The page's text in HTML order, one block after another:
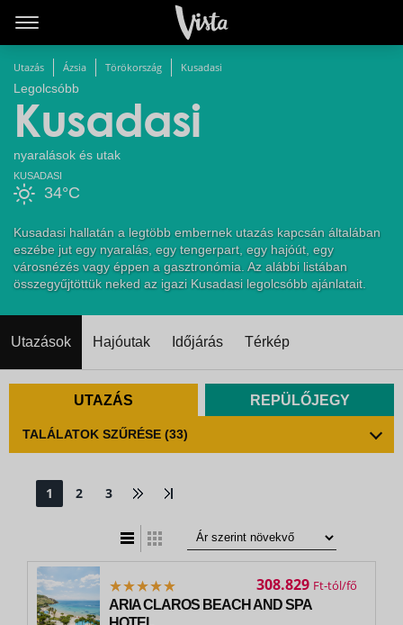
Utazás Ázsia Törökország Kusadasi
Legolcsóbb
Kusadasi
nyaralások és utak
34°C
KUSADASI
Kusadasi hallatán a legtöbb embernek utazás kapcsán általában
eszébe jut egy nyaralás, egy tengerpart, egy hajóút, egy
városnézés vagy éppen a gasztronómia. Az alábbi listában
összegyűjtöttük neked az igazi Kusadasi legolcsóbb ajánlatait.
Utazások Hajóutak Időjárás Térkép
UTAZÁS REPÜLŐJEGY
TALÁLATOK SZŰRÉSE (33)
1 2 3
ARIA CLAROS BEACH AND SPA
308.829 Ft